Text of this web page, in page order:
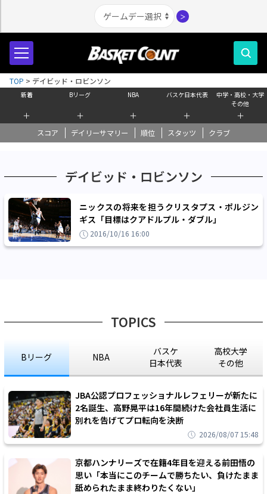
＞
新着
＋
Bリーグ
＋
NBA
＋
バスケ日本代表
＋
中学・高校・大学
その他
＋
スコア デイリーサマリー 順位 スタッツ クラブ
TOP > デイビッド・ロビンソン
デイビッド・ロビンソン
ニックスの将来を担うクリスタプス・ポルジン
ギス「目標はクアドルプル・ダブル」
2016/10/16 16:00
TOPICS
Bリーグ NBA
バスケ
日本代表
高校大学
その他
JBA公認プロフェッショナルレフェリーが新たに
2名誕生、高野晃平は16年間続けた会社員生活に
別れを告げてプロ転向を決断
2026/08/07 15:48
京都ハンナリーズで在籍4年目を迎える前田悟の
思い「本当にこのチームで勝ちたい、負けたまま
舐められたまま終わりたくない」